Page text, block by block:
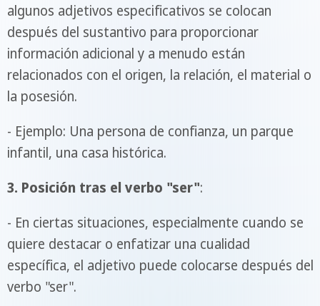
algunos adjetivos especificativos se colocan
después del sustantivo para proporcionar
información adicional y a menudo están
relacionados con el origen, la relación, el material o
la posesión.
- Ejemplo: Una persona de confianza, un parque
infantil, una casa histórica.
3. Posición tras el verbo "ser":
- En ciertas situaciones, especialmente cuando se
quiere destacar o enfatizar una cualidad
específica, el adjetivo puede colocarse después del
verbo "ser".